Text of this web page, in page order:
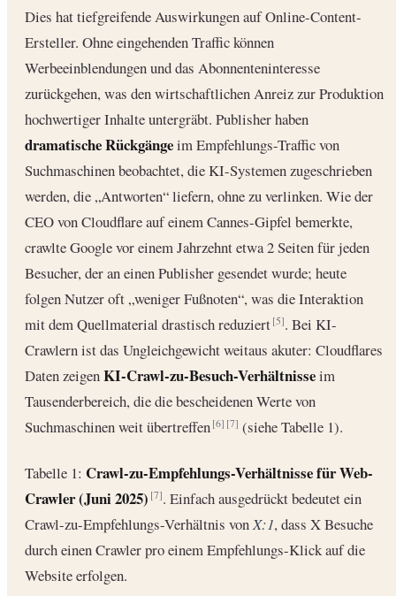
Dies hat tiefgreifende Auswirkungen auf Online-Content-
Ersteller. Ohne eingehenden Traffic können
Werbeeinblendungen und das Abonnenteninteresse
zurückgehen, was den wirtschaftlichen Anreiz zur Produktion
hochwertiger Inhalte untergräbt. Publisher haben
dramatische Rückgängeim Empfehlungs-Traffic von
Suchmaschinen beobachtet, die KI-Systemen zugeschrieben
werden, die „Antworten“ liefern, ohne zu verlinken. Wie der
CEO von Cloudflare auf einem Cannes-Gipfel bemerkte,
crawlte Google vor einem Jahrzehnt etwa 2 Seiten für jeden
Besucher, der an einen Publisher gesendet wurde; heute
folgen Nutzer oft „weniger Fußnoten“, was die Interaktion
mit dem Quellmaterial drastisch reduziert[5]. Bei KI-
Crawlern ist das Ungleichgewicht weitaus akuter: Cloudflares
Daten zeigenKI-Crawl-zu-Besuch-Verhältnisseim
Tausenderbereich, die die bescheidenen Werte von
Suchmaschinen weit übertreffen[6] [7] (siehe Tabelle 1).
Tabelle 1: Crawl-zu-Empfehlungs-Verhältnisse für Web-
Crawler (Juni 2025) [7]. Einfach ausgedrückt bedeutet ein
Crawl-zu-Empfehlungs-Verhältnis vonX:1, dass X Besuche
durch einen Crawler pro einem Empfehlungs-Klick auf die
Website erfolgen.